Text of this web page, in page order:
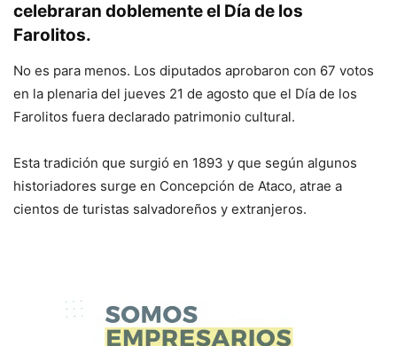
celebraran doblemente el Día de los
Farolitos.
No es para menos. Los diputados aprobaron con 67 votos
en la plenaria del jueves 21 de agosto que el Día de los
Farolitos fuera declarado patrimonio cultural.
Esta tradición que surgió en 1893 y que según algunos
historiadores surge en Concepción de Ataco, atrae a
cientos de turistas salvadoreños y extranjeros.